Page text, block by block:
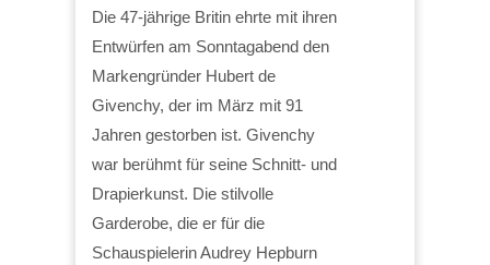
Die 47-jährige Britin ehrte mit ihren
Entwürfen am Sonntagabend den
Markengründer Hubert de
Givenchy, der im März mit 91
Jahren gestorben ist. Givenchy
war berühmt für seine Schnitt- und
Drapierkunst. Die stilvolle
Garderobe, die er für die
Schauspielerin Audrey Hepburn